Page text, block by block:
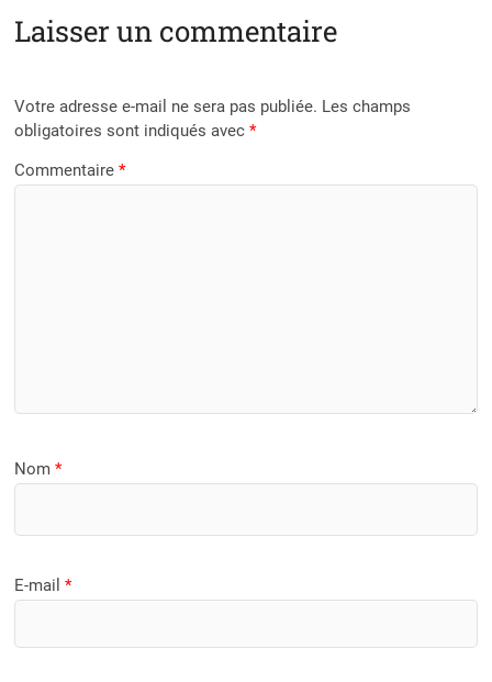
Laisser un commentaire
Votre adresse e-mail ne sera pas publiée. Les champs
obligatoires sont indiqués avec*
Commentaire*
Nom*
E-mail*